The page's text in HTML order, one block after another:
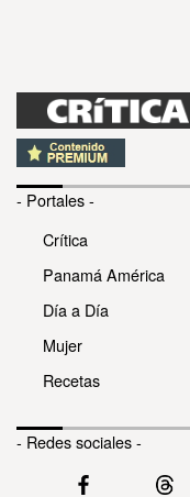
- Portales -
Crítica
Panamá América
Día a Día
Mujer
Recetas
- Redes sociales -